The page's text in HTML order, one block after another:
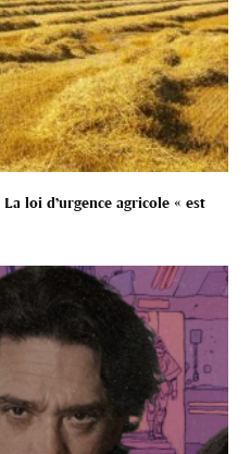
loi d’urgence agricole « est